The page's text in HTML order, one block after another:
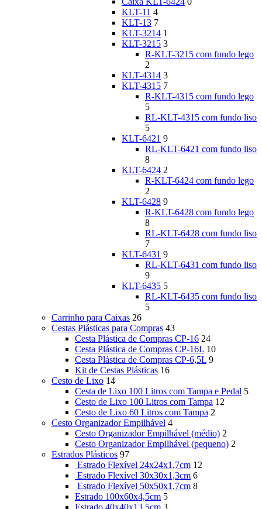
KLT-11 4
KLT-13 7
KLT-3214 1
KLT-3215 3
R-KLT-3215 com fundo lego
2
KLT-4314 3
KLT-4315 7
R-KLT-4315 com fundo lego
5
RL-KLT-4315 com fundo liso
5
KLT-6421 9
RL-KLT-6421 com fundo liso
8
KLT-6424 2
R-KLT-6424 com fundo lego
2
KLT-6428 9
R-KLT-6428 com fundo lego
8
RL-KLT-6428 com fundo liso
7
KLT-6431 9
RL-KLT-6431 com fundo liso
9
KLT-6435 5
RL-KLT-6435 com fundo liso
5
Carrinho para Caixas 26
Cestas Plásticas para Compras 43
Cesta Plástica de Compras CP-16 24
Cesta Plástica de Compras CP-16L 10
Cesta Plástica de Compras CP-6,5L 9
Kit de Cestas Plásticas 16
Cesto de Lixo 14
Cesta de Lixo 100 Litros com Tampa e Pedal 5
Cesto de Lixo 100 Litros com Tampa 12
Cesto de Lixo 60 Litros com Tampa 2
Cesto Organizador Empilhável 4
Cesto Organizador Empilhável (médio) 2
Cesto Organizador Empilhável (pequeno) 2
Estrados Plásticos 97
Estrado Flexível 24x24x1,7cm 12
Estrado Flexível 30x30x1,3cm 6
Estrado Flexível 50x50x1,7cm 8
Estrado 100x60x4,5cm 5